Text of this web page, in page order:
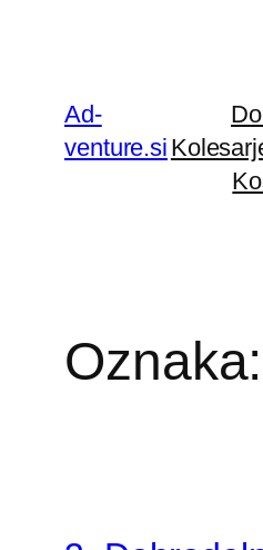
Ad-
venture.si
Oznaka: